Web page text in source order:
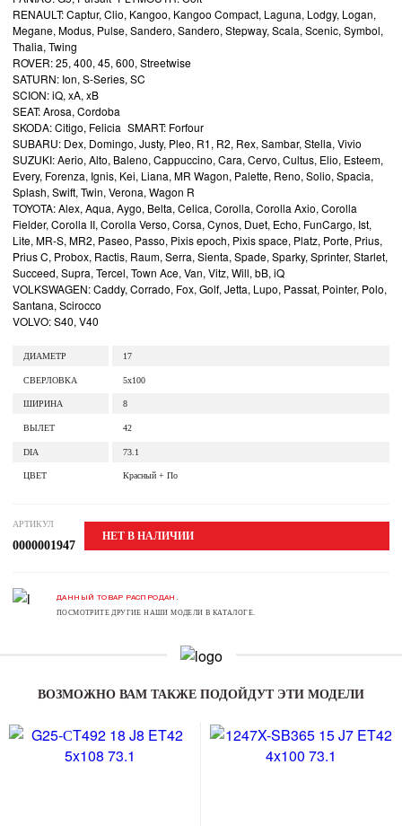
RENAULT: Captur, Clio, Kangoo, Kangoo Compact, Laguna, Lodgy, Logan,
Megane, Modus, Pulse, Sandero, Sandero, Stepway, Scala, Scenic, Symbol,
Thalia, Twing
ROVER: 25, 400, 45, 600, Streetwise
SATURN: Ion, S-Series, SC
SCION: iQ, xA, xB
SEAT: Arosa, Cordoba
SKODA: Citigo, Felicia SMART: Forfour
SUBARU: Dex, Domingo, Justy, Pleo, R1, R2, Rex, Sambar, Stella, Vivio
SUZUKI: Aerio, Alto, Baleno, Cappuccino, Cara, Cervo, Cultus, Elio, Esteem,
Every, Forenza, Ignis, Kei, Liana, MR Wagon, Palette, Reno, Solio, Spacia,
Splash, Swift, Twin, Verona, Wagon R
TOYOTA: Alex, Aqua, Aygo, Belta, Celica, Corolla, Corolla Axio, Corolla
Fielder, Corolla II, Corolla Verso, Corsa, Cynos, Duet, Echo, FunCargo, Ist,
Lite, MR-S, MR2, Paseo, Passo, Pixis epoch, Pixis space, Platz, Porte, Prius,
Prius C, Probox, Ractis, Raum, Serra, Sienta, Spade, Sparky, Sprinter, Starlet,
Succeed, Supra, Tercel, Town Ace, Van, Vitz, Will, bB, iQ
VOLKSWAGEN: Caddy, Corrado, Fox, Golf, Jetta, Lupo, Passat, Pointer, Polo,
Santana, Scirocco
VOLVO: S40, V40
ДИАМЕТР 17
СВЕРЛОВКА 5x100
ШИРИНА 8
ВЫЛЕТ 42
DIA 73.1
ЦВЕТ Красный + По
АРТИКУЛ
0000001947
НЕТ В НАЛИЧИИ
ДАННЫЙ ТОВАР РАСПРОДАН.
ПОСМОТРИТЕ ДРУГИЕ НАШИ МОДЕЛИ В КАТАЛОГЕ.
ВОЗМОЖНО ВАМ ТАКЖЕ ПОДОЙДУТ ЭТИ МОДЕЛИ